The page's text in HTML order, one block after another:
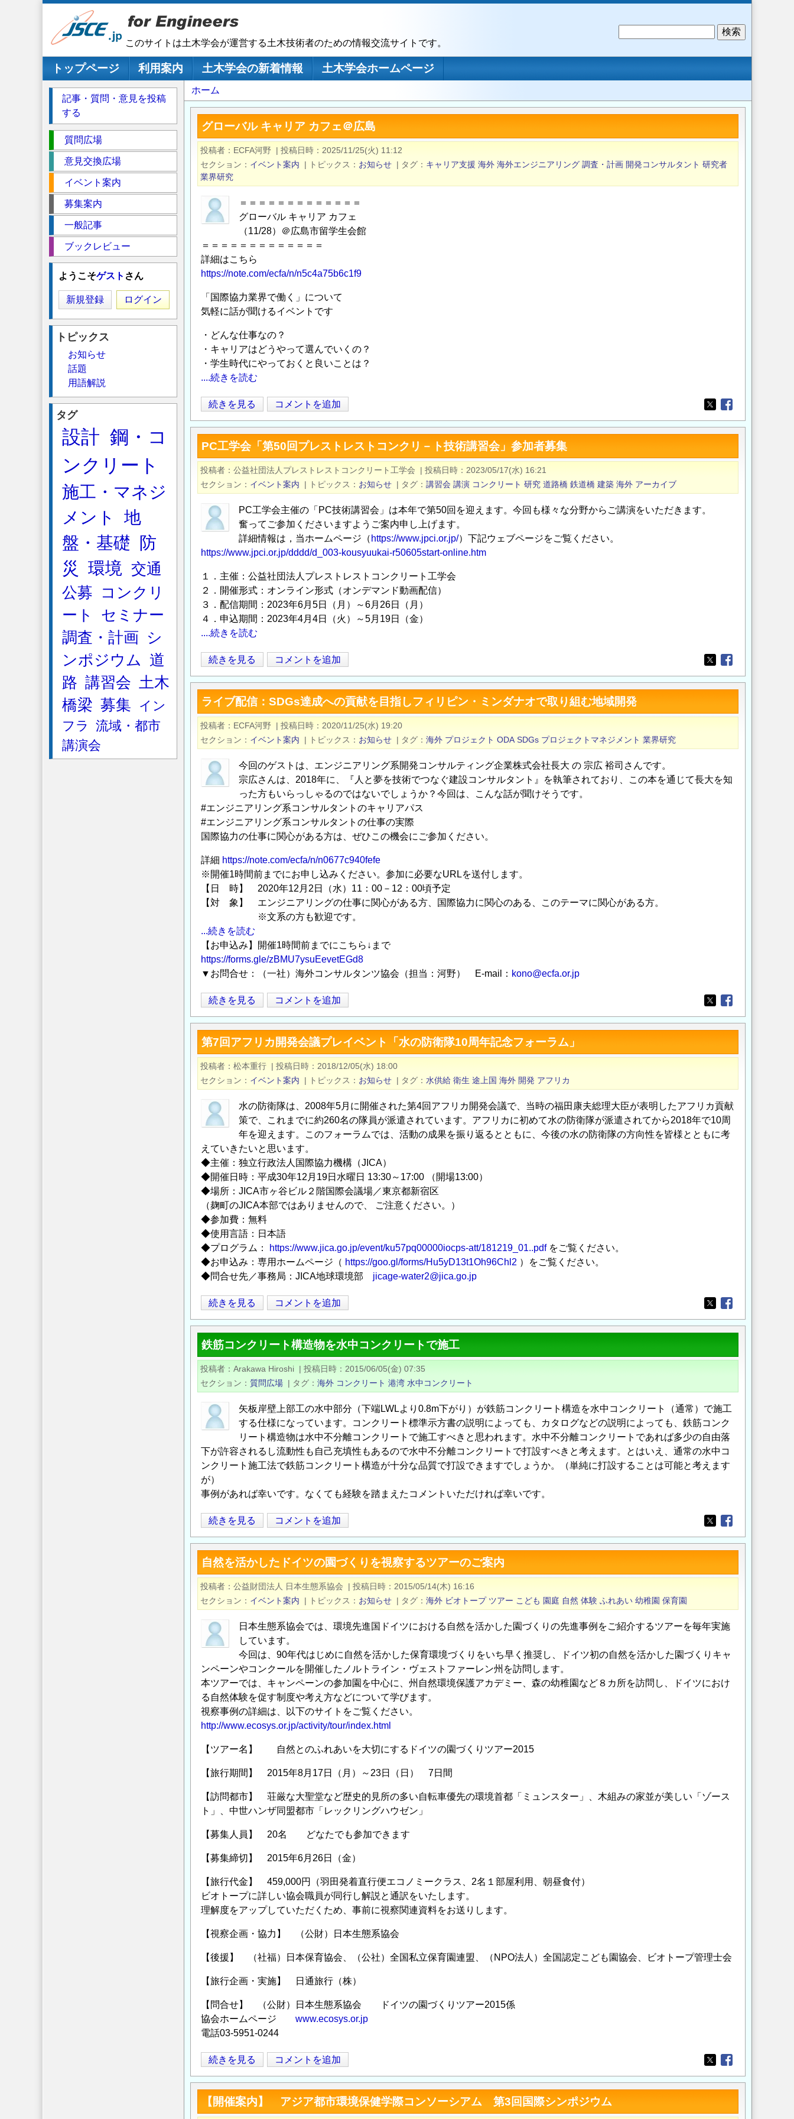
このサイトは土木学会が運営する土木技術者のための情報交流サイトです。
メインナビゲーション
トップページ 利用案内 土木学会の新着情報
土木学会ホームページ
パ
ン
く
ず
ホーム
グローバル キャリア カフェ＠広島
投稿者 ECFA河野 | 投稿日時
2025/11/25(火) 11:12
セクション
イベント案内 | トピックス お知らせ | タグ キャリア支援 海外 海外エンジニアリング 調査・計画 開発コンサルタント 研究者
業界研究
＝＝＝＝＝＝＝＝＝＝＝＝＝
グローバル キャリア カフェ
（11/28）＠広島市留学生会館
＝＝＝＝＝＝＝＝＝＝＝＝＝
詳細はこちら
https://note.com/ecfa/n/n5c4a75b6c1f9
「国際協力業界で働く」について
気軽に話が聞けるイベントです
・どんな仕事なの？
・キャリアはどうやって選んでいくの？
・学生時代にやっておくと良いことは？
....続きを読む
グ
ロ
ー
バ
ル
ャ
リ
ア
フ
＠
広
島
続きを見る コメントを追加
Opens in a new
Opens in a new
PC工学会「第50回プレストレストコンクリ－ト技術講習会」参加者募集
投稿者 公益社団法人プレストレストコンクリート工学会 | 投稿日時
2023/05/17(水) 16:21
セクション
イベント案内 | トピックス お知らせ | タグ 講習会 講演 コンクリート 研究 道路橋 鉄道橋 建築 海外 アーカイブ
PC工学会主催の「PC技術講習会」は本年で第50回を迎えます。今回も様々な分野からご講演をいただきます。
奮ってご参加くださいますようご案内申し上げます。
詳細情報は，当ホームページ（ https://www.jpci.or.jp/）下記ウェブページをご覧ください。
https://www.jpci.or.jp/dddd/d_003-kousyuukai-r50605start-online.htm
１．主催：公益社団法人プレストレストコンクリート工学会
２．開催形式：オンライン形式（オンデマンド動画配信）
３．配信期間：2023年6月5日（月）～6月26日（月）
４．申込期間：2023年4月4日（火）～5月19日（金）
....続きを読む
PC
工
学
会
「第
回
プ
レ
ト
レ
ス
コ
ン
ク
－
ト
技
術
習
会」
参
加
者
募
集
の
続きを見る コメントを追加
Opens in a new
Opens in a new
ライブ配信：SDGs達成への貢献を目指しフィリピン・ミンダナオで取り組む地域開発
投稿者 ECFA河野 | 投稿日時
2020/11/25(水) 19:20
セクション
イベント案内 | トピックス お知らせ | タグ 海外 プロジェクト ODA SDGs プロジェクトマネジメント 業界研究
今回のゲストは、エンジニアリング系開発コンサルティング企業株式会社長大 の 宗広 裕司さんです。
宗広さんは、2018年に、『人と夢を技術でつなぐ建設コンサルタント』を執筆されており、この本を通じて長大を知
った方もいらっしゃるのではないでしょうか？今回は、こんな話が聞けそうです。
#エンジニアリング系コンサルタントのキャリアパス
#エンジニアリング系コンサルタントの仕事の実際
国際協力の仕事に関心がある方は、ぜひこの機会にご参加ください。
詳細 https://note.com/ecfa/n/n0677c940fefe
※開催1時間前までにお申し込みください。参加に必要なURLを送付します。
【日 時】 2020年12月2日（水）11：00－12：00頃予定
【対 象】 エンジニアリングの仕事に関心がある方、国際協力に関心のある、このテーマに関心がある方。
※文系の方も歓迎です。
...続きを読む
【お申込み】開催1時間前までにこちら↓まで
https://forms.gle/zBMU7ysuEevetEGd8
▼お問合せ：（一社）海外コンサルタンツ協会（担当：河野） E-mail： kono@ecfa.or.jp
ラ
イ
ブ
配
信：
達
成
へ
貢
献
を
目
指
し
フ
ィ
リ
ピ
ン・
ミ
ン
ダ
ナ
オ
で
り
組
地
域
開
の
続きを見る コメントを追加
Opens in a new
Opens in a new
第7回アフリカ開発会議プレイベント「水の防衛隊10周年記念フォーラム」
投稿者 松本重行 | 投稿日時
2018/12/05(水) 18:00
セクション
イベント案内 | トピックス お知らせ | タグ 水供給 衛生 途上国 海外 開発 アフリカ
水の防衛隊は、2008年5月に開催された第4回アフリカ開発会議で、当時の福田康夫総理大臣が表明したアフリカ貢献
策で、これまでに約260名の隊員が派遣されています。アフリカに初めて水の防衛隊が派遣されてから2018年で10周
年を迎えます。このフォーラムでは、活動の成果を振り返るとともに、今後の水の防衛隊の方向性を皆様とともに考
えていきたいと思います。
◆主催：独立行政法人国際協力機構（JICA）
◆開催日時：平成30年12月19日水曜日 13:30～17:00 （開場13:00）
◆場所：JICA市ヶ谷ビル２階国際会議場／東京都新宿区
（麹町のJICA本部ではありませんので、 ご注意ください。）
◆参加費：無料
◆使用言語：日本語
◆プログラム：
https://www.jica.go.jp/event/ku57pq00000iocps-att/181219_01..pdfをご覧ください。
◆お申込み：専用ホームページ（ https://goo.gl/forms/Hu5yD13t1Oh96Chl2 ）をご覧ください。
◆問合せ先／事務局：JICA地球環境部 jicage-water2@jica.go.jp
第
7
回
ア
フ
カ
開
発
議
プ
レ
イ
ン
ト
「水
の
防
衛
隊
10
記
念
フ
ォ
ー
ラ
の
続きを見る コメントを追加
Opens in a new
Opens in a new
鉄筋コンクリート構造物を水中コンクリートで施工
投稿者 Arakawa Hiroshi | 投稿日時
2015/06/05(金) 07:35
セクション
質問広場 | タグ 海外 コンクリート 港湾 水中コンクリート
矢板岸壁上部工の水中部分（下端LWLより0.8m下がり）が鉄筋コンクリート構造を水中コンクリート（通常）で施工
する仕様になっています。コンクリート標準示方書の説明によっても、カタログなどの説明によっても、鉄筋コンク
リート構造物は水中不分離コンクリートで施工すべきと思われます。水中不分離コンクリートであれば多少の自由落
下が許容されるし流動性も自己充填性もあるので水中不分離コンクリートで打設すべきと考えます。とはいえ、通常の水中コ
ンクリート施工法で鉄筋コンクリート構造が十分な品質で打設できますでしょうか。（単純に打設することは可能と考えます
が）
事例があれば幸いです。なくても経験を踏まえたコメントいただければ幸いです。
鉄
筋
コ
ン
ク
ー
ト
構
物
を
水
中
コ
ン
ク
リ
ト
で
施
の
続きを見る コメントを追加
Opens in a new
Opens in a new
自然を活かしたドイツの園づくりを視察するツアーのご案内
投稿者 公益財団法人 日本生態系協会 | 投稿日時
2015/05/14(木) 16:16
セクション
イベント案内 | トピックス お知らせ | タグ 海外 ビオトープ ツアー こども 園庭 自然 体験 ふれあい 幼稚園 保育園
日本生態系協会では、環境先進国ドイツにおける自然を活かした園づくりの先進事例をご紹介するツアーを毎年実施
しています。
今回は、90年代はじめに自然を活かした保育環境づくりをいち早く推奨し、ドイツ初の自然を活かした園づくりキャ
ンペーンやコンクールを開催したノルトライン・ヴェストファーレン州を訪問します。
本ツアーでは、キャンペーンの参加園を中心に、州自然環境保護アカデミー、森の幼稚園など８カ所を訪問し、ドイツにおけ
る自然体験を促す制度や考え方などについて学びます。
視察事例の詳細は、以下のサイトをご覧ください。
http://www.ecosys.or.jp/activity/tour/index.html
【ツアー名】 自然とのふれあいを大切にするドイツの園づくりツアー2015
【旅行期間】 2015年8月17日（月）～23日（日） 7日間
【訪問都市】 荘厳な大聖堂など歴史的見所の多い自転車優先の環境首都「ミュンスター」、木組みの家並が美しい「ゾース
ト」、中世ハンザ同盟都市「レックリングハウゼン」
【募集人員】 20名 どなたでも参加できます
【募集締切】 2015年6月26日（金）
【旅行代金】 459,000円（羽田発着直行便エコノミークラス、2名１部屋利用、朝昼食付）
ビオトープに詳しい協会職員が同行し解説と通訳をいたします。
理解度をアップしていただくため、事前に視察関連資料をお送りします。
【視察企画・協力】 （公財）日本生態系協会
【後援】 （社福）日本保育協会、（公社）全国私立保育園連盟、（NPO法人）全国認定こども園協会、ビオトープ管理士会
【旅行企画・実施】 日通旅行（株）
【問合せ】 （公財）日本生態系協会 ドイツの園づくりツアー2015係
協会ホームページ www.ecosys.or.jp
電話03-5951-0244
自
然
を
活
続きを見る コメントを追加
Opens in a new
Opens in a new
【開催案内】 アジア都市環境保健学際コンソーシアム 第3回国際シンポジウム
記事・質問・意見を投稿
する
ク
シ
質問広場
意見交換広場
イベント案内
募集案内
一般記事
ブックレビュー
ようこそゲスト さん
新規登録 ログイン
トピックス
お知らせ
話題
用語解説
タグ
設計 鋼・コ
ンクリート
施工・マネジ
メント
地
盤・基礎
防
災
環境 交通
公募
コンクリ
ート
セミナー
調査・計画
シ
ンポジウム 道
路 講習会 土木
橋梁 募集
イン
フラ
流域・都市
講演会